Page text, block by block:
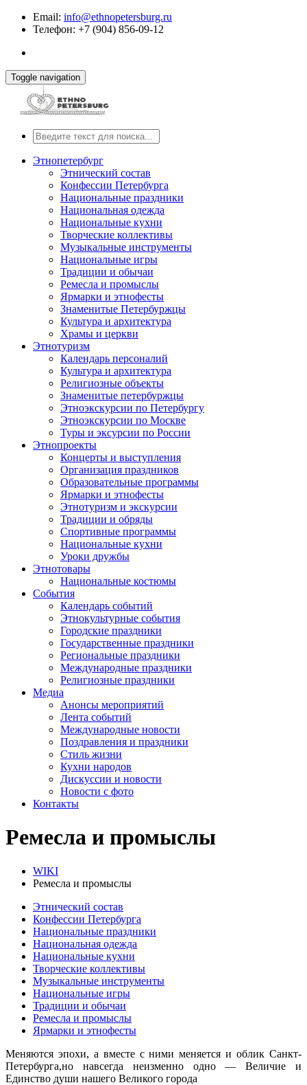
Email: info@ethnopetersburg.ru
Телефон: +7 (904) 856-09-12
Toggle navigation
Этнопетербург
Этнический состав
Конфессии Петербурга
Национальные праздники
Национальная одежда
Национальные кухни
Творческие коллективы
Музыкальные инструменты
Национальные игры
Традиции и обычаи
Ремесла и промыслы
Ярмарки и этнофесты
Знаменитые Петербуржцы
Культура и архитектура
Храмы и церкви
Этнотуризм
Календарь персоналий
Культура и архитектура
Религиозные объекты
Знаменитые петербуржцы
Этноэкскурсии по Петербургу
Этноэкскурсии по Москве
Туры и эксурсии по России
Этнопроекты
Концерты и выступления
Организация праздников
Образовательные программы
Ярмарки и этнофесты
Этнотуризм и экскурсии
Традиции и обряды
Спортивные программы
Национальные кухни
Уроки дружбы
Этнотовары
Национальные костюмы
События
Календарь событий
Этнокультурные события
Городские праздники
Государственные праздники
Региональные праздники
Международные праздники
Религиозные праздники
Медиа
Анонсы мероприятий
Лента событий
Международные новости
Поздравления и праздники
Cтиль жизни
Кухни народов
Дискуссии и новости
Новости с фото
Контакты
Ремесла и промыслы
WIKI
Ремесла и промыслы
Этнический состав
Конфессии Петербурга
Национальные праздники
Национальная одежда
Национальные кухни
Творческие коллективы
Музыкальные инструменты
Национальные игры
Традиции и обычаи
Ремесла и промыслы
Ярмарки и этнофесты
Меняются эпохи, а вместе с ними меняется и облик Санкт-
Петербурга,но навсегда неизменно одно — Величие и
Единство души нашего Великого города